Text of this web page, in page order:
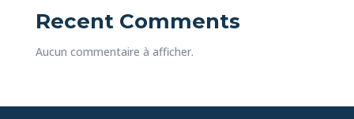
Recent Comments
Aucun commentaire à afficher.